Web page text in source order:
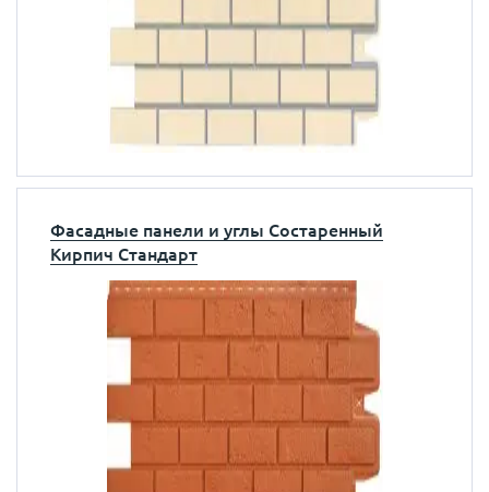
Фасадные панели и углы Состаренный
Кирпич Стандарт